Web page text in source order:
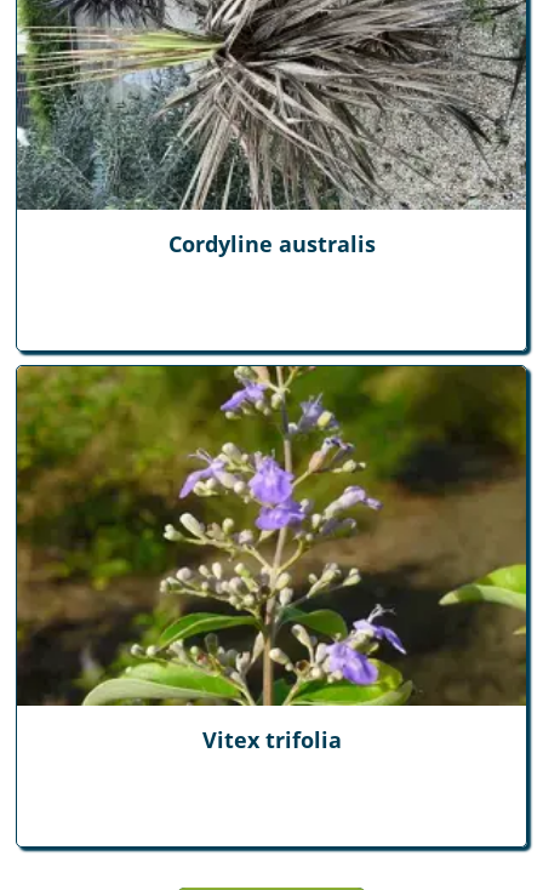
Cordyline australis
Vitex trifolia